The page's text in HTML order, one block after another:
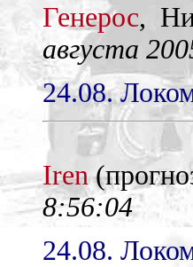
Генерос,
августа
24.08.
Iren
8:56:04
24.08.